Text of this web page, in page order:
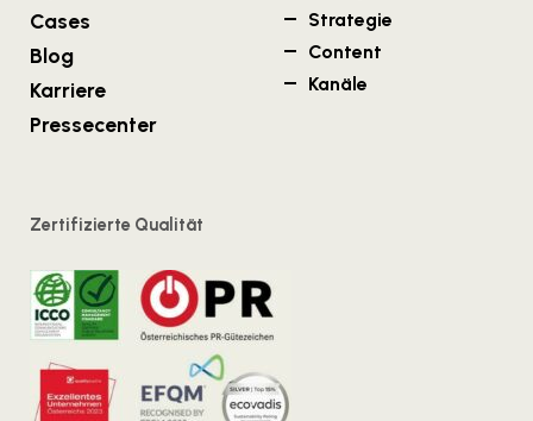
Cases
Blog
Karriere
Pressecenter
Strategie
Content
Kanäle
Zertifizierte Qualität